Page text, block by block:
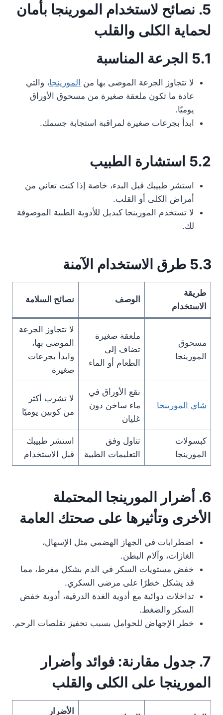
5. نصائح لاستخدام المورينجا بأمان
لحماية الكلى والقلب
5.1 الجرعة المناسبة
لا تتجاوز الجرعة الموصى بها من المورينجا، والتي
عادة ما تكون ملعقة صغيرة من مسحوق الأوراق
يوميًا.
ابدأ بجرعات صغيرة لمراقبة استجابة جسمك.
5.2 استشارة الطبيب
استشر طبيبك قبل البدء، خاصة إذا كنت تعاني من
أمراض الكلى أو القلب.
لا تستخدم المورينجا كبديل للأدوية الطبية الموصوفة
لك.
5.3 طرق الاستخدام الآمنة
طريقة
الاستخدام
الوصف نصائح السلامة
مسحوق
المورينجا
ملعقة صغيرة
تضاف إلى
الطعام أو الماء
لا تتجاوز الجرعة
الموصى بها،
وابدأ بجرعات
صغيرة
شاي المورينجا
نقع الأوراق في
ماء ساخن دون
غليان
لا تشرب أكثر
من كوبين يوميًا
كبسولات
المورينجا
تناول وفق
التعليمات الطبية
استشر طبيبك
قبل الاستخدام
6. أضرار المورينجا المحتملة
الأخرى وتأثيرها على صحتك العامة
اضطرابات في الجهاز الهضمي مثل الإسهال،
الغازات، وآلام البطن.
خفض مستويات السكر في الدم بشكل مفرط، مما
قد يشكل خطرًا على مرضى السكري.
تداخلات دوائية مع أدوية الغدة الدرقية، أدوية خفض
السكر والضغط.
خطر الإجهاض للحوامل بسبب تحفيز تقلصات الرحم.
7. جدول مقارنة: فوائد وأضرار
المورينجا على الكلى والقلب
الأضرار